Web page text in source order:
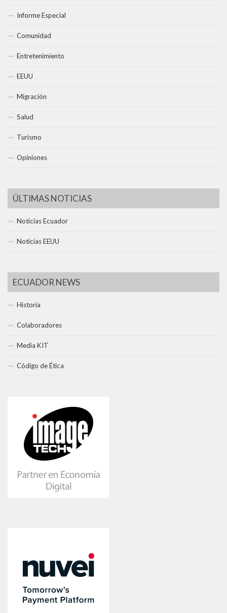
Informe Especial
Comunidad
Entretenimiento
EEUU
Migración
Salud
Turismo
Opiniones
ÚLTIMAS NOTICIAS
Noticias Ecuador
Noticias EEUU
ECUADOR NEWS
Historia
Colaboradores
Media KIT
Código de Ética